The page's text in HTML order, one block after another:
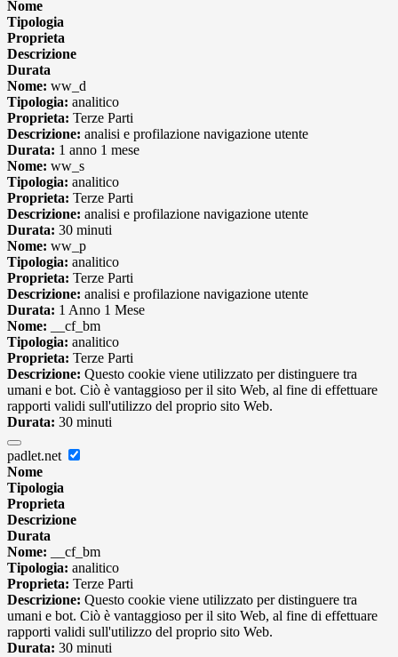
Nome
Tipologia
Proprieta
Descrizione
Durata
Nome: ww_d
Tipologia: analitico
Proprieta: Terze Parti
Descrizione: analisi e profilazione navigazione utente
Durata: 1 anno 1 mese
Nome: ww_s
Tipologia: analitico
Proprieta: Terze Parti
Descrizione: analisi e profilazione navigazione utente
Durata: 30 minuti
Nome: ww_p
Tipologia: analitico
Proprieta: Terze Parti
Descrizione: analisi e profilazione navigazione utente
Durata: 1 Anno 1 Mese
Nome: __cf_bm
Tipologia: analitico
Proprieta: Terze Parti
Descrizione: Questo cookie viene utilizzato per distinguere tra
umani e bot. Ciò è vantaggioso per il sito Web, al fine di effettuare
rapporti validi sull'utilizzo del proprio sito Web.
Durata: 30 minuti
padlet.net
Nome
Tipologia
Proprieta
Descrizione
Durata
Nome: __cf_bm
Tipologia: analitico
Proprieta: Terze Parti
Descrizione: Questo cookie viene utilizzato per distinguere tra
umani e bot. Ciò è vantaggioso per il sito Web, al fine di effettuare
rapporti validi sull'utilizzo del proprio sito Web.
Durata: 30 minuti